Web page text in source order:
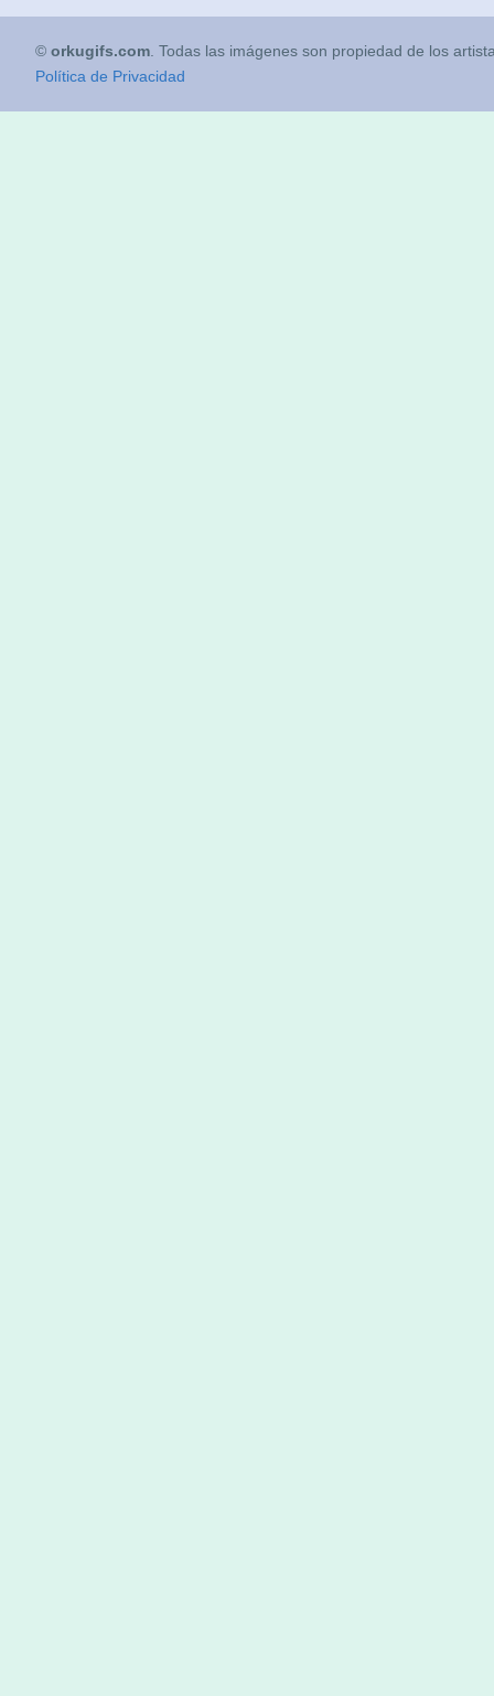
© orkugifs.com . Todas las imágenes son propiedad de los
Política de Privacidad